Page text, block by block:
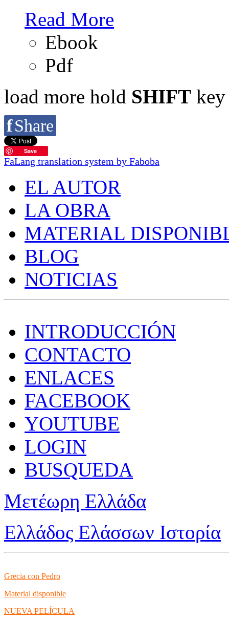
Read More
Ebook
Pdf
load more hold SHIFT
fShare
Save
FaLang translation system by Faboba
EL AUTOR
LA OBRA
MATERIAL
BLOG
NOTICIAS
INTRODUCCIÓN
CONTACTO
ENLACES
FACEBOOK
YOUTUBE
LOGIN
BUSQUEDA
Μετέωρη Ελλάδα
Ελλάδος Ελάσσων Ιστορία
Grecia con Pedro
Material disponible
NUEVA PELÍCULA